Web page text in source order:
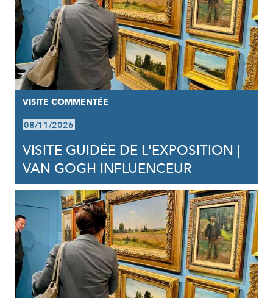
VISITE COMMENTÉE
08/11/2026
VISITE GUIDÉE DE L'EXPOSITION |
VAN GOGH INFLUENCEUR